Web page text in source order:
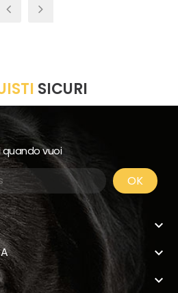
SICURI
vuoi


